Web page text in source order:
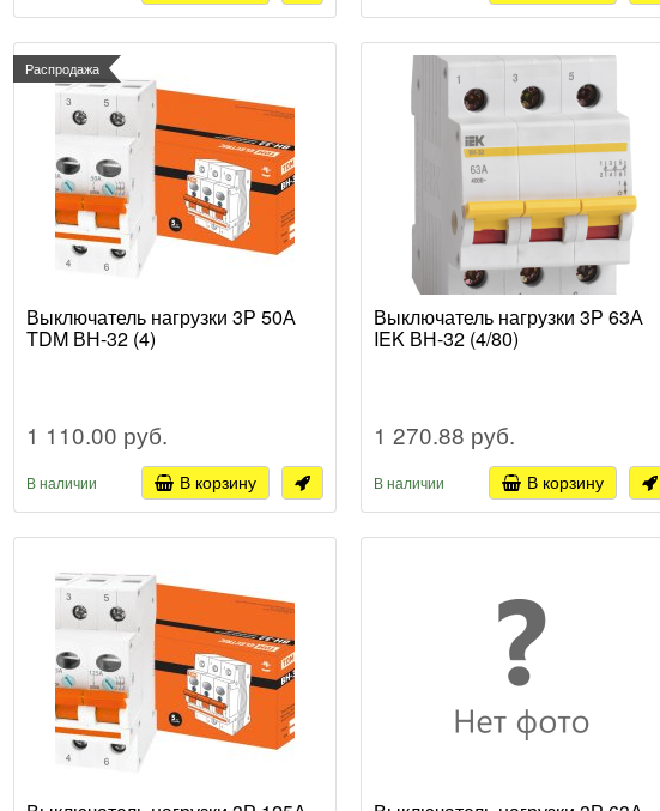
Распродажа
Выключатель нагрузки 3Р 50А
TDM ВН-32 (4)
1 110.00 руб.
В наличии В корзину
Выключатель нагрузки 3Р 63А
IEK ВН-32 (4/80)
1 270.88 руб.
В наличии В корзину